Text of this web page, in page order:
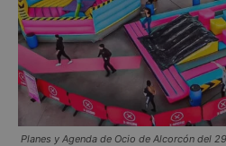
Planes y Agenda de Ocio de Alcorcón del